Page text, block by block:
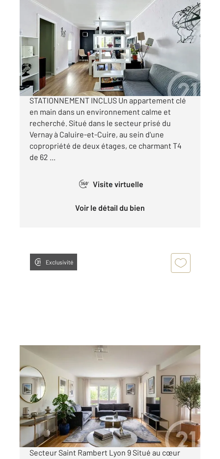
CALUIRE ET CUIRE 69
62,70 m2, 3 pièces
Ref : 879
Appartement T4 à vendre
250 000 €
CALUIRE-ET-CUIRE | LE VERNAY | T4 AVEC
STATIONNEMENT INCLUS Un appartement clé
en main dans un environnement calme et
recherché. Situé dans le secteur prisé du
Vernay à Caluire-et-Cuire, au sein d'une
copropriété de deux étages, ce charmant T4
de 62 ...
360° Visite virtuelle
Voir le détail du bien
Exclusivité
LYON 69009
106 m
, 5 pièces
Ref : 920
Appartement T5 à vendre
370 000 €
Visiter le site dédié
Secteur Saint Rambert Lyon 9 Situé au cœur